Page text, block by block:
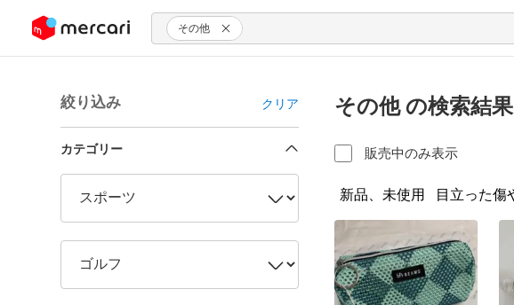
ツにスキップ その他
絞り込み クリア
カテゴリー
その他 の検索結果
販売中のみ表示
新品、未使用 目立った傷